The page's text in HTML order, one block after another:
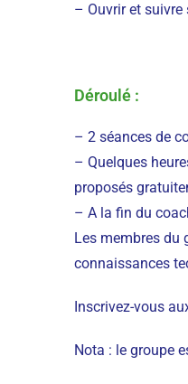
– Ouvrir et
Déroulé :
– 2 séances de
– Quelques
proposés
– A la fin du
Les membres du
connaissances
Inscrivez-vous
Nota : le groupe